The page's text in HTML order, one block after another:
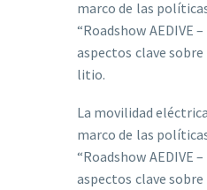
marco de las
“Roadshow AEDIVE
aspectos clave
litio.
La movilidad
marco de las
“Roadshow AEDIVE
aspectos clave